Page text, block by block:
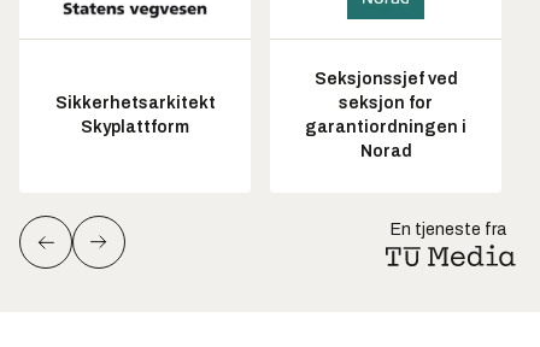
Sikkerhetsarkitekt
Skyplattform
Seksjonssjef ved
seksjon for
garantiordningen i
Norad
En tjeneste fra